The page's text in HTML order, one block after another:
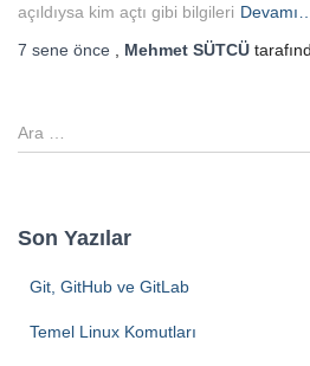
açıldıysa kim açtı gibi bilgileri Devamı…
7 sene önce Mehmet SÜTCÜ
A
r
a
Son Yazılar
Git, GitHub ve GitLab
Temel Linux Komutları